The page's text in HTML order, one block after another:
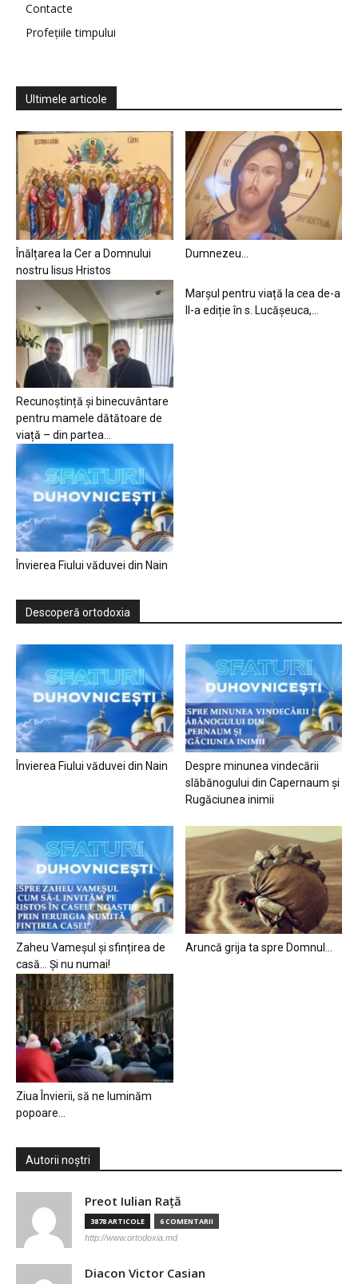
Contacte
Profețiile timpului
Ultimele articole
Înălțarea la Cer a Domnului
nostru Iisus Hristos
Dumnezeu…
Recunoștință și binecuvântare
pentru mamele dătătoare de
viață – din partea...
Marșul pentru viață la cea de-a
II-a ediție în s. Lucășeuca,...
Învierea Fiului văduvei din Nain
Descoperă ortodoxia
Învierea Fiului văduvei din Nain
Despre minunea vindecării
slăbănogului din Capernaum și
Rugăciunea inimii
Zaheu Vameșul și sfințirea de
casă… Și nu numai!
Aruncă grija ta spre Domnul…
Ziua Învierii, să ne luminăm
popoare…
Autorii noștri
Preot Iulian Raţă
3878 ARTICOLE 6 COMENTARII
http://www.ortodoxia.md
Diacon Victor Casian